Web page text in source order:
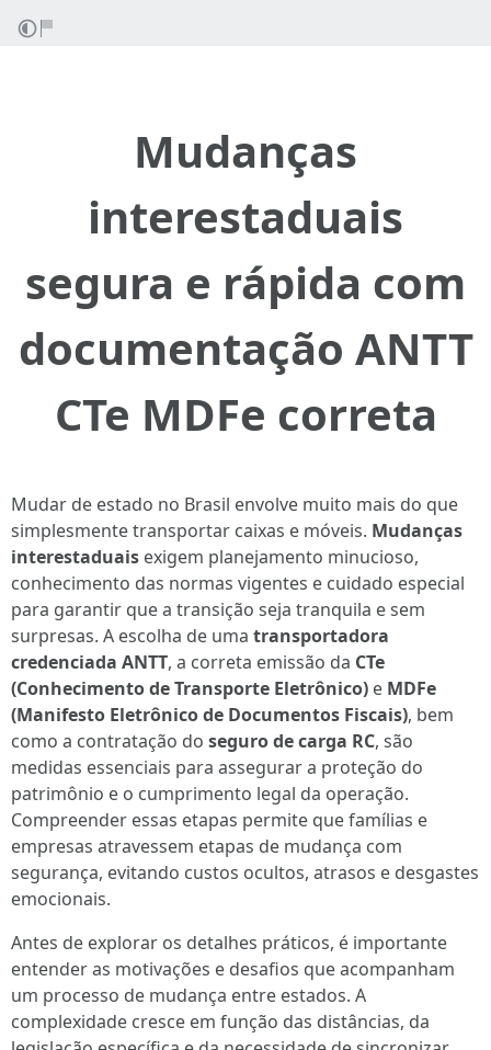
Mudanças
interestaduais
segura e rápida com
documentação ANTT
CTe MDFe correta
Mudar de estado no Brasil envolve muito mais do que
simplesmente transportar caixas e móveis. Mudanças
interestaduais exigem planejamento minucioso,
conhecimento das normas vigentes e cuidado especial
para garantir que a transição seja tranquila e sem
surpresas. A escolha de uma transportadora
credenciada ANTT, a correta emissão da CTe
(Conhecimento de Transporte Eletrônico) e MDFe
(Manifesto Eletrônico de Documentos Fiscais), bem
como a contratação do seguro de carga RC, são
medidas essenciais para assegurar a proteção do
patrimônio e o cumprimento legal da operação.
Compreender essas etapas permite que famílias e
empresas atravessem etapas de mudança com
segurança, evitando custos ocultos, atrasos e desgastes
emocionais.
Antes de explorar os detalhes práticos, é importante
entender as motivações e desafios que acompanham
um processo de mudança entre estados. A
complexidade cresce em função das distâncias, da